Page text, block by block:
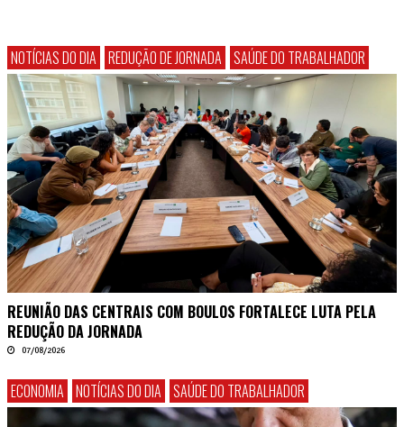
NOTÍCIAS DO DIA REDUÇÃO DE JORNADA SAÚDE DO TRABALHADOR
REUNIÃO DAS CENTRAIS COM BOULOS FORTALECE LUTA PELA
REDUÇÃO DA JORNADA
07/08/2026
ECONOMIA NOTÍCIAS DO DIA SAÚDE DO TRABALHADOR